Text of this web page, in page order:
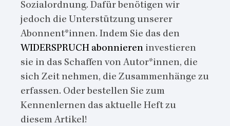
Sozialordnung. Dafür benötigen wir
jedoch die Unterstützung unserer
Abonnent*innen. Indem Sie das den
WIDERSPRUCH abonnieren investieren
sie in das Schaffen von Autor*innen, die
sich Zeit nehmen, die Zusammenhänge zu
erfassen. Oder bestellen Sie zum
Kennenlernen das aktuelle Heft zu
diesem Artikel!